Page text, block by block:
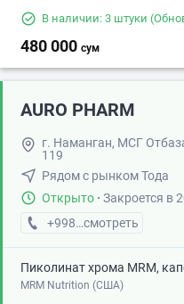
В наличии: 3 штуки
480 000 сум
AURO PHARM
г. Наманган, МСГ
119
Рядом с рынком Тода
Открыто · Закроется в
+998 (94) XXX-XX-XX
смотреть
Пиколинат хрома MRM,
MRM Nutrition (США)